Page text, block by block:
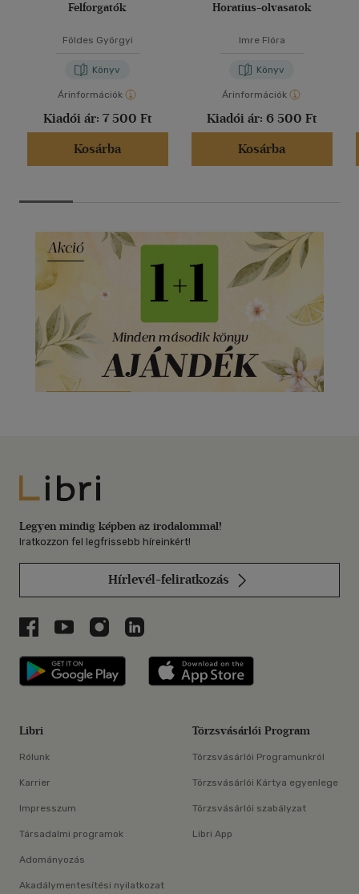
Felforgatók
Földes Györgyi
Könyv
Árinformációk
Kiadói ár: 7 500 Ft
Kosárba
Horatius-olvasatok
Imre Flóra
Könyv
Árinformációk
Kiadói ár: 6 500 Ft
Kosárba
Libri
Legyen mindig képben az irodalommal!
Iratkozzon fel legfrissebb híreinkért!
Hírlevél-feliratkozás
Libri a Facebookon
Libri a Youtube-on
Libri az Instagramon
Libri a LinkedInen
Libri applikáció Szerezd meg: Google
Libri
Rólunk
Karrier
Impresszum
Társadalmi programok
Adományozás
Akadálymentesítési nyilatkozat
Törzsvásárlói Program
Törzsvásárlói Programunkról
Törzsvásárlói Kártya egyenlege
Törzsvásárlói szabályzat
Libri App